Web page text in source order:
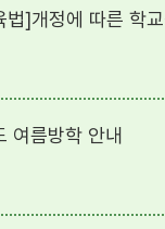
법]개정에 따른 학
여름방학 안내